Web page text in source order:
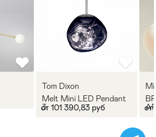
Tom Dixon
Melt Mini LED Pendant
3
от 101 390,83 руб от